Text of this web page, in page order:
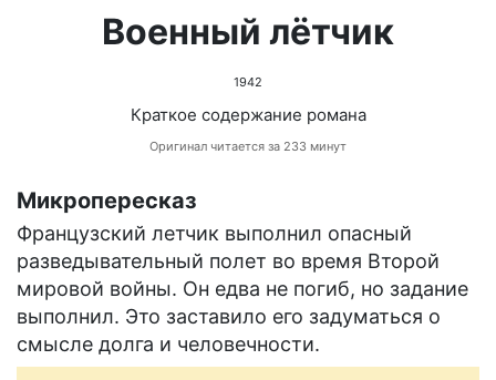
Военный лётчик
1942
Краткое содержание романа
Оригинал читается за 233 минут
Микропересказ
Французский летчик выполнил опасный
разведывательный полет во время Второй
мировой войны. Он едва не погиб, но задание
выполнил. Это заставило его задуматься о
смысле долга и человечности.